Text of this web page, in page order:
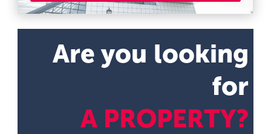
Are you looking
for
A PROPERTY?